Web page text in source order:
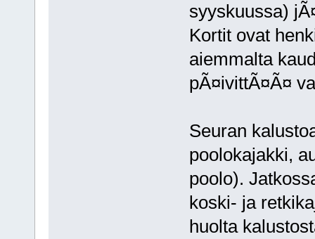
syyskuussa)
Kortit ovat
aiemmalta
pÃ¤ivittÃ¤Ã¤
Seuran
poolokajakki,
poolo).
koski- ja
huolta